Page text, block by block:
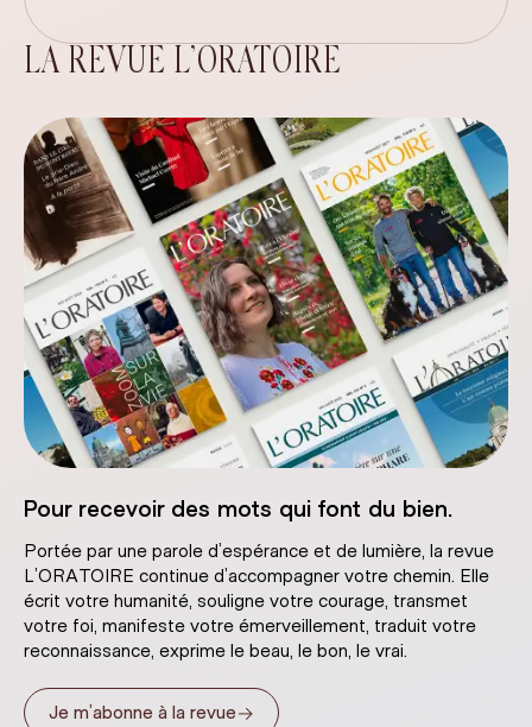
LA REVUE L’ORATOIRE
Pour recevoir des mots qui font du bien.
Portée par une parole d’espérance et de lumière, la revue
L’ORATOIRE continue d’accompagner votre chemin. Elle
écrit votre humanité, souligne votre courage, transmet
votre foi, manifeste votre émerveillement, traduit votre
reconnaissance, exprime le beau, le bon, le vrai.
Je m’abonne à la revue→